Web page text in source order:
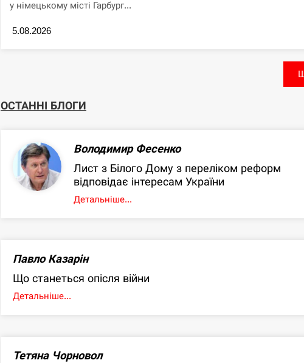
у німецькому місті Гарбург...
5.08.2026
ОСТАННІ БЛОГИ
Володимир Фесенко
Лист з Білого Дому з переліком реформ
відповідає інтересам України
Детальніше...
Павло Казарін
Що станеться опісля війни
Детальніше...
Тетяна Чорновол